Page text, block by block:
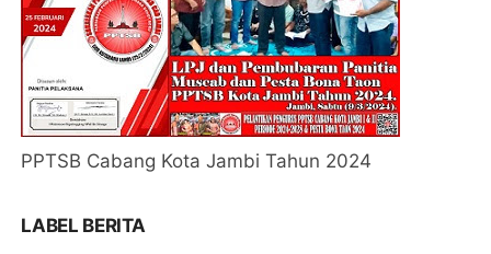
PPTSB Cabang Kota Jambi Tahun 2024
LABEL BERITA